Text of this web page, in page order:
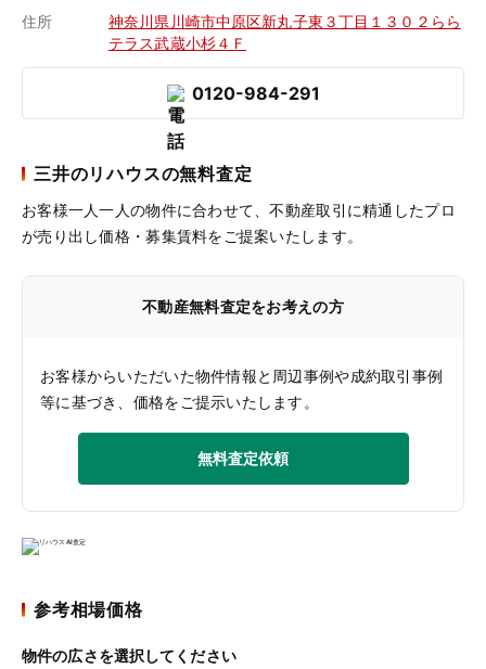
住所
神奈川県川崎市中原区新丸子東３丁目１３０２らら
テラス武蔵小杉４Ｆ
0120-984-291
三井のリハウスの無料査定
お客様一人一人の物件に合わせて、不動産取引に精通したプロ
が売り出し価格・募集賃料をご提案いたします。
不動産無料査定をお考えの方
お客様からいただいた物件情報と周辺事例や成約取引事例
等に基づき、価格をご提示いたします。
無料査定依頼
参考相場価格
物件の広さを選択してください